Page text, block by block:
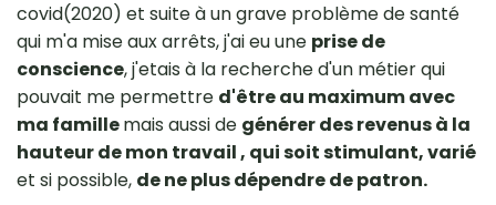
covid(2020) et suite à un grave problème de santé
qui m'a mise aux arrêts, j'ai eu une prise de
conscience, j'etais à la recherche d'un métier qui
pouvait me permettre d'être au maximum avec
ma famillemais aussi de générer des revenus à la
hauteur de mon travail , qui soit stimulant, varié
et si possible, de ne plus dépendre de patron.